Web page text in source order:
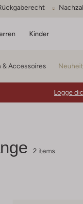
Kinder
& Accessoires
Logge
2 items